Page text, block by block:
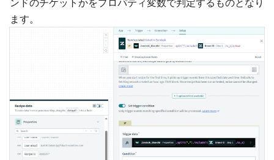
ンドのチケットかをプロパティ変数で判定するものとなり
ます。